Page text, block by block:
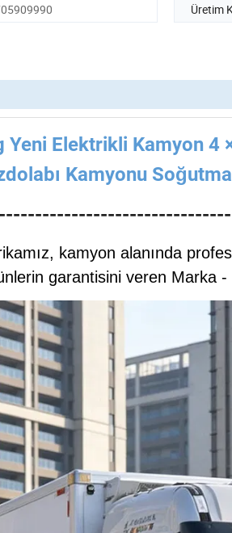
Üretim
Yeni Elektrikli Kamyon
Kamyonu
kamyon alanında
garantisini veren Marka -